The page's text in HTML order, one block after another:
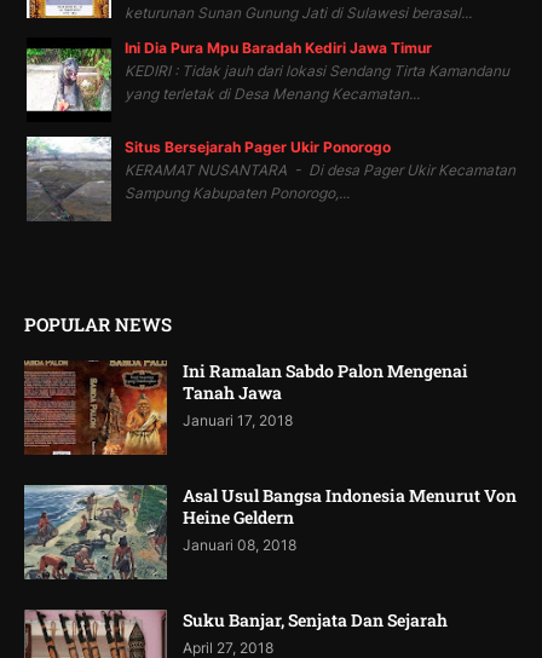
keturunan Sunan Gunung Jati di Sulawesi berasal...
Ini Dia Pura Mpu Baradah Kediri Jawa Timur
KEDIRI : Tidak jauh dari lokasi Sendang Tirta Kamandanu
yang terletak di Desa Menang Kecamatan...
Situs Bersejarah Pager Ukir Ponorogo
KERAMAT NUSANTARA - Di desa Pager Ukir Kecamatan
Sampung Kabupaten Ponorogo,...
POPULAR NEWS
Ini Ramalan Sabdo Palon Mengenai
Tanah Jawa
Januari 17, 2018
Asal Usul Bangsa Indonesia Menurut Von
Heine Geldern
Januari 08, 2018
Suku Banjar, Senjata Dan Sejarah
April 27, 2018